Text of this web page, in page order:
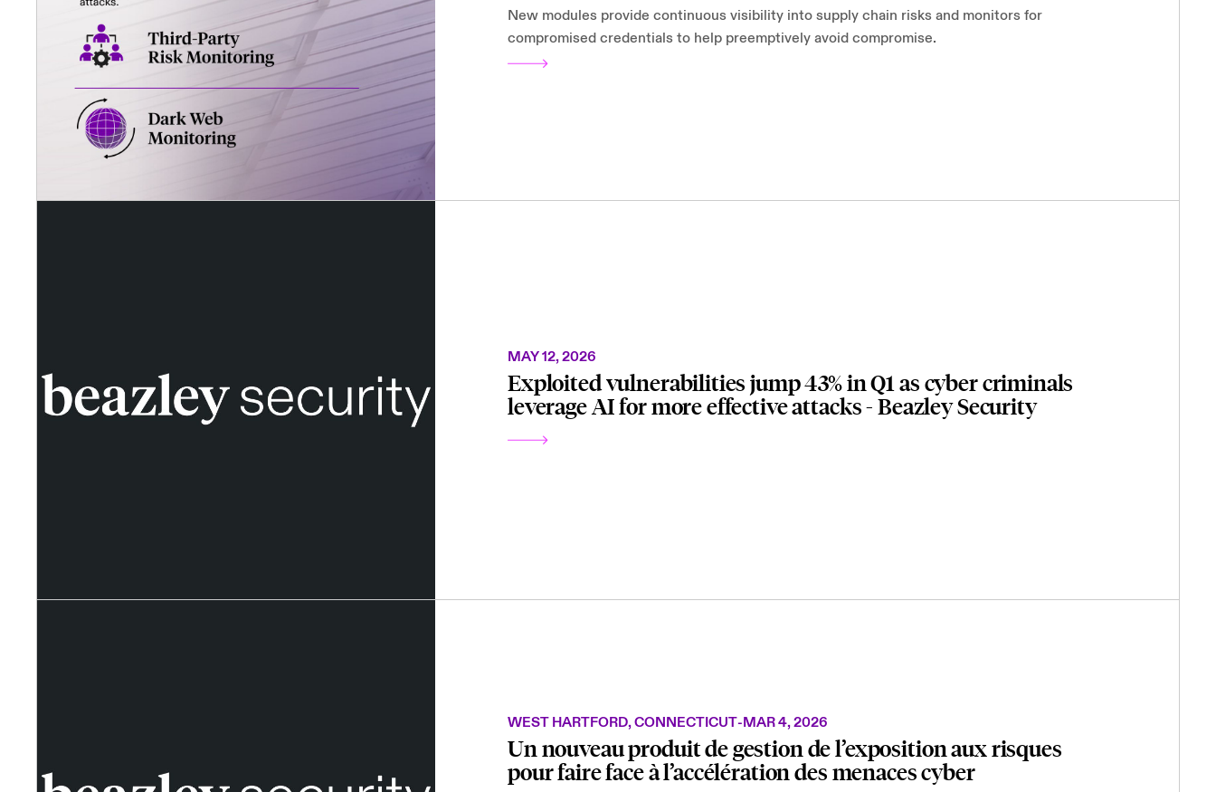
New modules provide continuous visibility into supply chain risks and monitors for
compromised credentials to help preemptively avoid compromise.
MAY 12, 2026
Exploited vulnerabilities jump 43% in Q1 as cyber criminals
leverage AI for more effective attacks - Beazley Security
WEST HARTFORD, CONNECTICUT-MAR 4, 2026
Un nouveau produit de gestion de l’exposition aux risques
pour faire face à l’accélération des menaces cyber